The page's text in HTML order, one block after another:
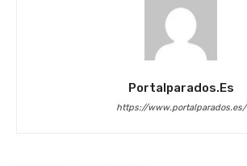
Portalparados.es
https://www.portalparados.es/